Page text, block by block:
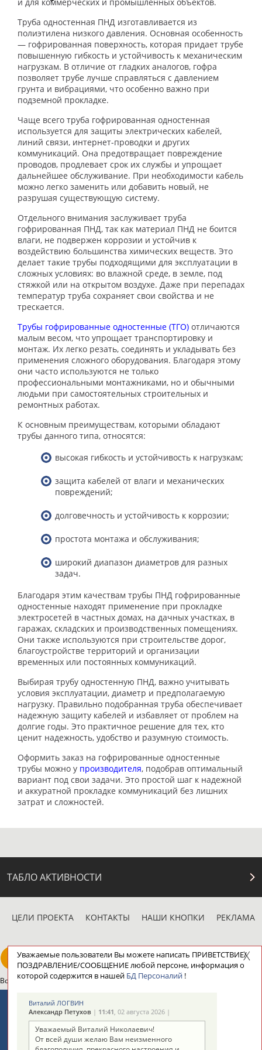
Труба одностенная ПНД изготавливается из
полиэтилена низкого давления. Основная особенность
— гофрированная поверхность, которая придает трубе
повышенную гибкость и устойчивость к механическим
нагрузкам. В отличие от гладких аналогов, гофра
позволяет трубе лучше справляться с давлением
грунта и вибрациями, что особенно важно при
подземной прокладке.
Чаще всего труба гофрированная одностенная
используется для защиты электрических кабелей,
линий связи, интернет-проводки и других
коммуникаций. Она предотвращает повреждение
проводов, продлевает срок их службы и упрощает
дальнейшее обслуживание. При необходимости кабель
можно легко заменить или добавить новый, не
разрушая существующую систему.
Отдельного внимания заслуживает труба
гофрированная ПНД, так как материал ПНД не боится
влаги, не подвержен коррозии и устойчив к
воздействию большинства химических веществ. Это
делает такие трубы подходящими для эксплуатации в
сложных условиях: во влажной среде, в земле, под
стяжкой или на открытом воздухе. Даже при перепадах
температур труба сохраняет свои свойства и не
трескается.
Трубы гофрированные одностенные (ТГО) отличаются
малым весом, что упрощает транспортировку и
монтаж. Их легко резать, соединять и укладывать без
применения сложного оборудования. Благодаря этому
они часто используются не только
профессиональными монтажниками, но и обычными
людьми при самостоятельных строительных и
ремонтных работах.
К основным преимуществам, которыми обладают
трубы данного типа, относятся:
высокая гибкость и устойчивость к нагрузкам;
защита кабелей от влаги и механических
повреждений;
долговечность и устойчивость к коррозии;
простота монтажа и обслуживания;
широкий диапазон диаметров для разных
задач.
Благодаря этим качествам трубы ПНД гофрированные
одностенные находят применение при прокладке
электросетей в частных домах, на дачных участках, в
гаражах, складских и производственных помещениях.
Они также используются при строительстве дорог,
благоустройстве территорий и организации
временных или постоянных коммуникаций.
Выбирая трубу одностенную ПНД, важно учитывать
условия эксплуатации, диаметр и предполагаемую
нагрузку. Правильно подобранная труба обеспечивает
надежную защиту кабелей и избавляет от проблем на
долгие годы. Это практичное решение для тех, кто
ценит надежность, удобство и разумную стоимость.
Оформить заказ на гофрированные одностенные
трубы можно у производителя, подобрав оптимальный
вариант под свои задачи. Это простой шаг к надежной
и аккуратной прокладке коммуникаций без лишних
затрат и сложностей.
ТАБЛО АКТИВНОСТИ
ЦЕЛИ ПРОЕКТА КОНТАКТЫ НАШИ КНОПКИ РЕКЛАМА
Вопросы сотрудничества и совместной деятельности
Стадион, 1998-2026
Адресов в новостной рассылке: 996
Подпишись
Уважаемые пользователи Вы можете написать ПРИВЕТСТВИЕ/
ПОЗДРАВЛЕНИЕ/СООБЩЕНИЕ любой персоне, информация о
которой содержится в нашей БД Персоналий!
Виталий ЛОГВИН
Александр Петухов| 11:41, 02 августа 2026 |
Уважаемый Виталий Николаевич!
От всей души желаю Вам неизменного